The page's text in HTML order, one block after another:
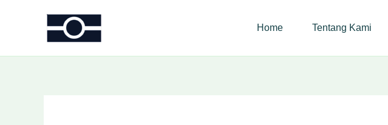
Home Tentang Kami